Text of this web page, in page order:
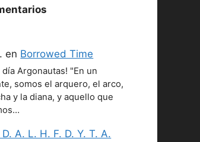
en Borrowed Time
día Argonautas! "En un
somos el arquero, el arco,
y la diana, y aquello que
D. A. L. H. F. D. Y. T. A.